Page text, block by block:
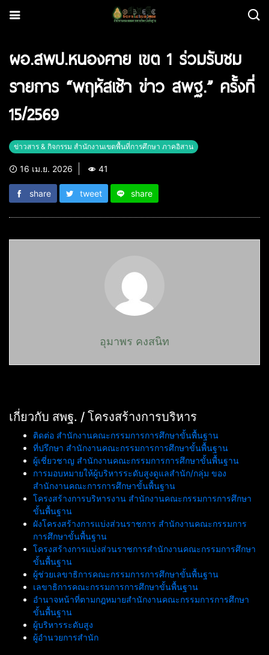
ผอ.สพป.หนองคาย เขต 1 ร่วมรับชม
รายการ “พฤหัสเช้า ข่าว สพฐ.” ครั้งที่
15/2569
ข่าวสาร & กิจกรรม สำนักงานเขตพื้นที่การศึกษา ภาคอิสาน
16 เม.ย. 2026 41
share tweet share
อุมาพร คงสนิท
เกี่ยวกับ สพฐ. / โครงสร้างการบริหาร
ติดต่อ สำนักงานคณะกรรมการการศึกษาขั้นพื้นฐาน
ที่ปรึกษา สำนักงานคณะกรรมการการศึกษาขั้นพื้นฐาน
ผู้เชี่ยวชาญ สำนักงานคณะกรรมการการศึกษาขั้นพื้นฐาน
การมอบหมายให้ผู้บริหารระดับสูงดูแลสำนัก/กลุ่ม ของ
สำนักงานคณะการการศึกษาขั้นพื้นฐาน
โครงสร้างการบริหารงาน สำนักงานคณะกรรมการการศึกษา
ขั้นพื้นฐาน
ผังโครงสร้างการแบ่งส่วนราชการ สำนักงานคณะกรรมการ
การศึกษาขั้นพื้นฐาน
โครงสร้างการแบ่งส่วนราชการสำนักงานคณะกรรมการศึกษา
ขั้นพื้นฐาน
ผู้ช่วยเลขาธิการคณะกรรมการการศึกษาขั้นพื้นฐาน
เลขาธิการคณะกรรมการการศึกษาขั้นพื้นฐาน
อำนาจหน้าที่ตามกฎหมายสำนักงานคณะกรรมการการศึกษา
ขั้นพื้นฐาน
ผู้บริหารระดับสูง
ผู้อำนวยการสำนัก